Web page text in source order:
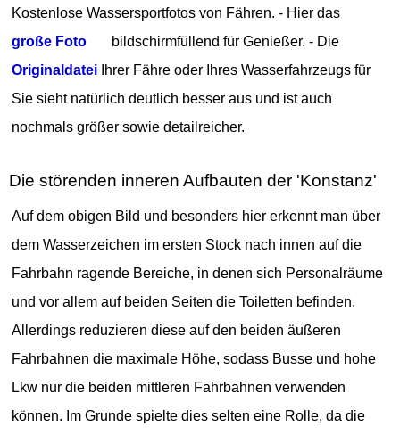
Kostenlose Wassersportfotos von Fähren. - Hier das
große Foto
bildschirmfüllend für Genießer. - Die
Originaldatei Ihrer Fähre oder Ihres Wasserfahrzeugs für
Sie sieht natürlich deutlich besser aus und ist auch
nochmals größer sowie detailreicher.
Die störenden inneren Aufbauten der 'Konstanz'
Auf dem obigen Bild und besonders hier erkennt man über
dem Wasserzeichen im ersten Stock nach innen auf die
Fahrbahn ragende Bereiche, in denen sich Personalräume
und vor allem auf beiden Seiten die Toiletten befinden.
Allerdings reduzieren diese auf den beiden äußeren
Fahrbahnen die maximale Höhe, sodass Busse und hohe
Lkw nur die beiden mittleren Fahrbahnen verwenden
können. Im Grunde spielte dies selten eine Rolle, da die